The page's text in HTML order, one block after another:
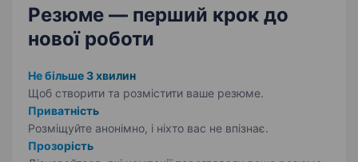
Резюме — перший крок до
нової роботи
Не більше 3 хвилин
Щоб створити та розмістити ваше резюме.
Приватність
Розміщуйте анонімно, і ніхто вас не впізнає.
Прозорість